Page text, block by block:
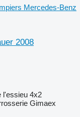
Mercedes-Benz
2008
l'essieu 4x2
Gimaex